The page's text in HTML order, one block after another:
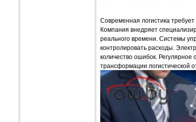
Современная логистика
Компания внедряет
реального времени. Системы
контролировать расходы.
количество ошибок. Регулярное
трансформации логистической